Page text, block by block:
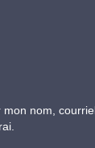
mon nom,